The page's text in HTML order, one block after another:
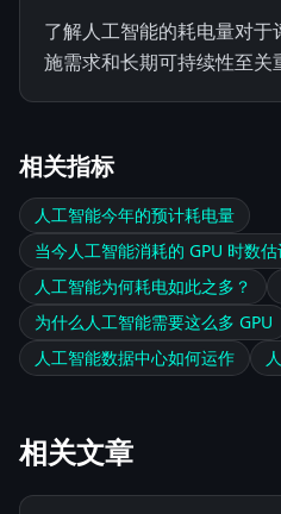
了解人工智能的耗电量对
施需求和长期可持续性至关
相关指标
人工智能今年的预计耗电量
当今人工智能消耗的 GPU 时数
人工智能为何耗电如此之多？
为什么人工智能需要这么多 GPU
人工智能数据中心如何运作
相关文章